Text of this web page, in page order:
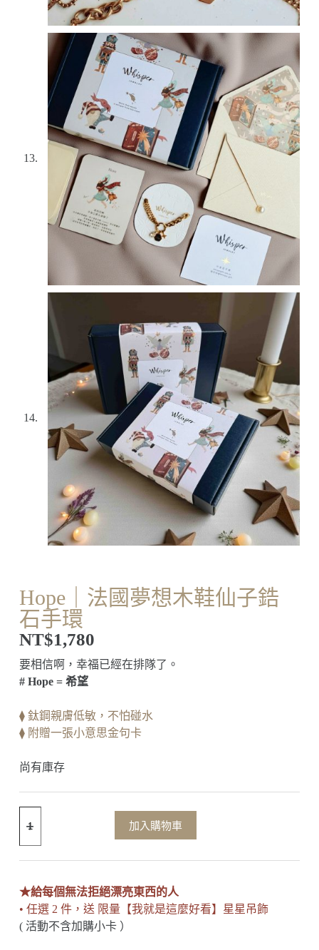
Hope｜法國夢想木鞋仙子鋯
石手環
NT$1,780
要相信啊，幸福已經在排隊了。
# Hope = 希望
⧫ 鈦鋼親膚低敏，不怕碰水
⧫ 附贈一張小意思金句卡
尚有庫存
加入購物車
★給每個無法拒絕漂亮東西的人
• 任選 2 件，送 限量【我就是這麼好看】星星吊飾
( 活動不含加購小卡 ）